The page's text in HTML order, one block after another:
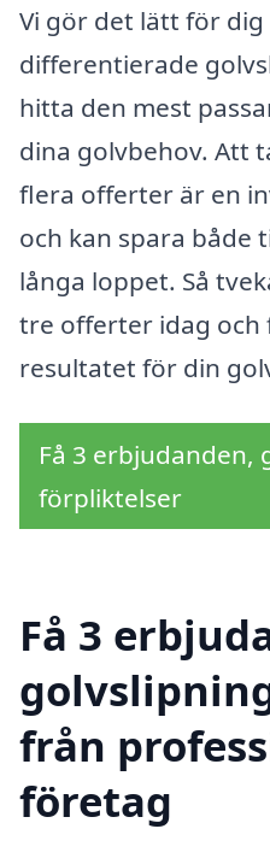
Vi gör det lätt för
differentierade
hitta den mest
dina golvbehov. Att
flera offerter är en
och kan spara både
långa loppet. Så
tre offerter idag och
resultatet för din
Få 3 erbjudanden,
förpliktelser
Få 3
från
företag